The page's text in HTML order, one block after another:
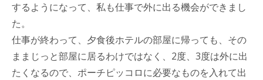
するようになって、私も仕事で外に出る機会ができまし
た。
仕事が終わって、夕食後ホテルの部屋に帰っても、その
ままじっと部屋に居るわけではなく、2度、3度は外に出
たくなるので、ポーチピッコロに必要なものを入れて出